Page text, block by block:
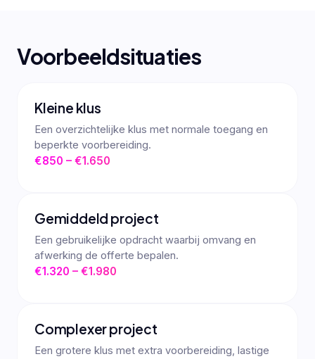
Voorbeeldsituaties
Kleine klus
Een overzichtelijke klus met normale toegang en
beperkte voorbereiding.
€850 – €1.650
Gemiddeld project
Een gebruikelijke opdracht waarbij omvang en
afwerking de offerte bepalen.
€1.320 – €1.980
Complexer project
Een grotere klus met extra voorbereiding, lastige